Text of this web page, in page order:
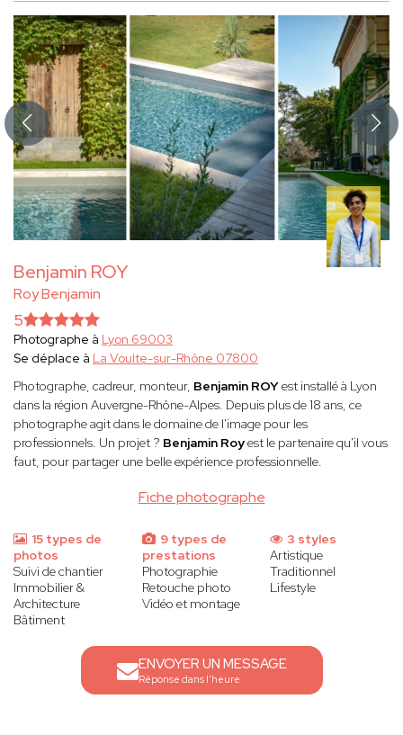
Benjamin ROY
Roy Benjamin
Fiche photographe
5
Photographe à Lyon 69003
Se déplace à La Voulte-sur-Rhône 07800
Photographe, cadreur, monteur, Benjamin ROYest installé à Lyon
dans la région Auvergne-Rhône-Alpes. Depuis plus de 18 ans, ce
photographe agit dans le domaine de l'image pour les
professionnels. Un projet ? Benjamin Royest le partenaire qu'il vous
faut, pour partager une belle expérience professionnelle.
15 types de
photos
Suivi de chantier
Immobilier &
Architecture
Bâtiment
9 types de
prestations
Photographie
Retouche photo
Vidéo et montage
3 styles
Artistique
Traditionnel
Lifestyle
ENVOYER UN MESSAGE
Réponse dans l'heure